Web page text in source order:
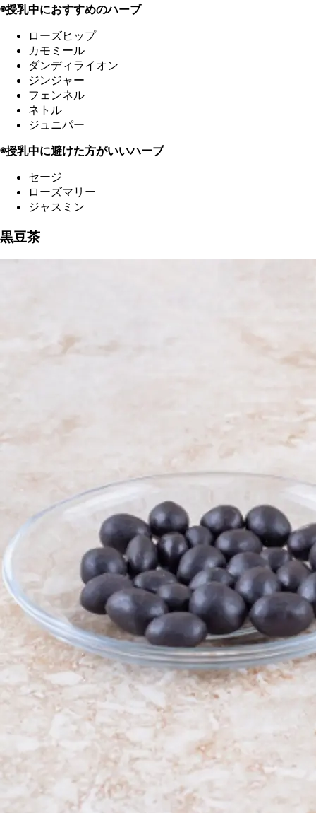
◉授乳中におすすめのハーブ
ローズヒップ
カモミール
ダンディライオン
ジンジャー
フェンネル
ネトル
ジュニパー
◉授乳中に避けた方がいいハーブ
セージ
ローズマリー
ジャスミン
黒豆茶